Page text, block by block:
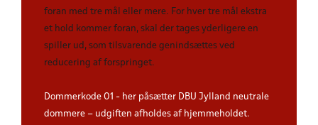
foran med tre mål eller mere. For hver tre mål ekstra
et hold kommer foran, skal der tages yderligere en
spiller ud, som tilsvarende genindsættes ved
reducering af forspringet.
Dommerkode 01 - her påsætter DBU Jylland neutrale
dommere – udgiften afholdes af hjemmeholdet.